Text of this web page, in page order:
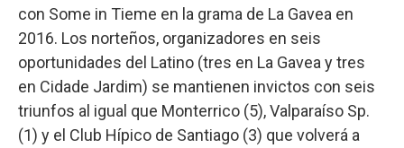
con Some in Tieme en la grama de La Gavea en
2016. Los norteños, organizadores en seis
oportunidades del Latino (tres en La Gavea y tres
en Cidade Jardim) se mantienen invictos con seis
triunfos al igual que Monterrico (5), Valparaíso Sp.
(1) y el Club Hípico de Santiago (3) que volverá a